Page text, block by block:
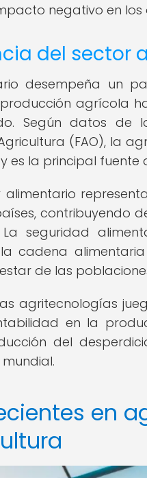
negativo en los
del sector
desempeña un
agrícola
Según datos de
(FAO), la
es la principal
alimentario
contribuyendo
La seguridad
cadena
de las
agritecnologías
en la
del
en